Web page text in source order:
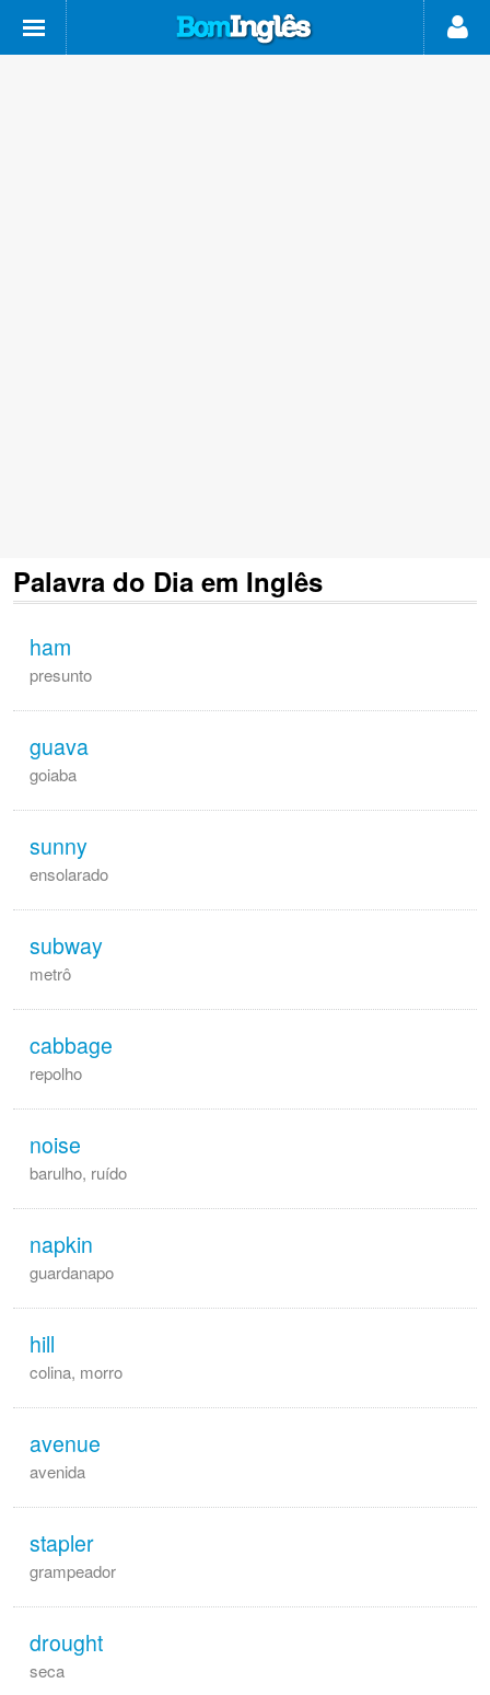
Palavra do Dia em Inglês
ham
presunto
guava
goiaba
sunny
ensolarado
subway
metrô
cabbage
repolho
noise
barulho, ruído
napkin
guardanapo
hill
colina, morro
avenue
avenida
stapler
grampeador
drought
seca